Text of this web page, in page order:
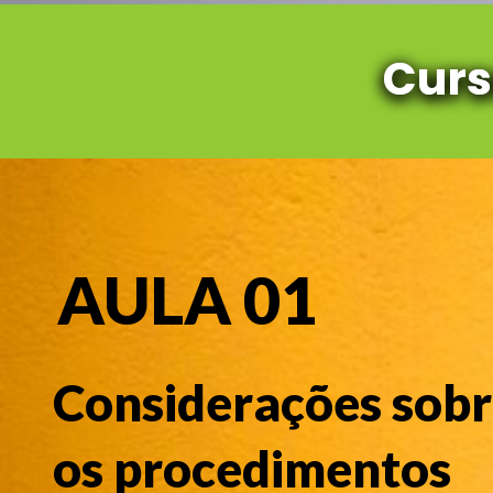
Considerações
os procedimentos
AULA 01